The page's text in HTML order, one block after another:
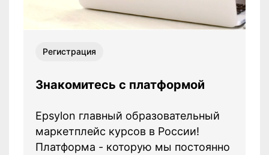
Регистрация
Знакомитесь с платформой
Epsylon главный образовательный
маркетплейс курсов в России!
Платформа - которую мы постоянно